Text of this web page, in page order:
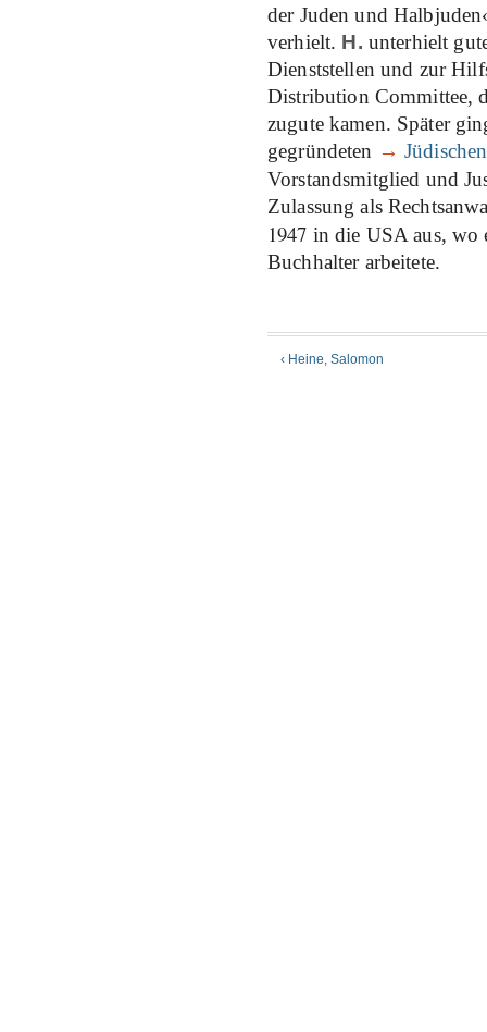
der Juden und
verhielt. H. unterhielt
Dienststellen und zur
Distribution Committee,
zugute kamen. Später
gegründeten →
Vorstandsmitglied und
Zulassung als
1947 in die USA aus, wo
Buchhalter arbeitete.
‹ Heine, Salomon